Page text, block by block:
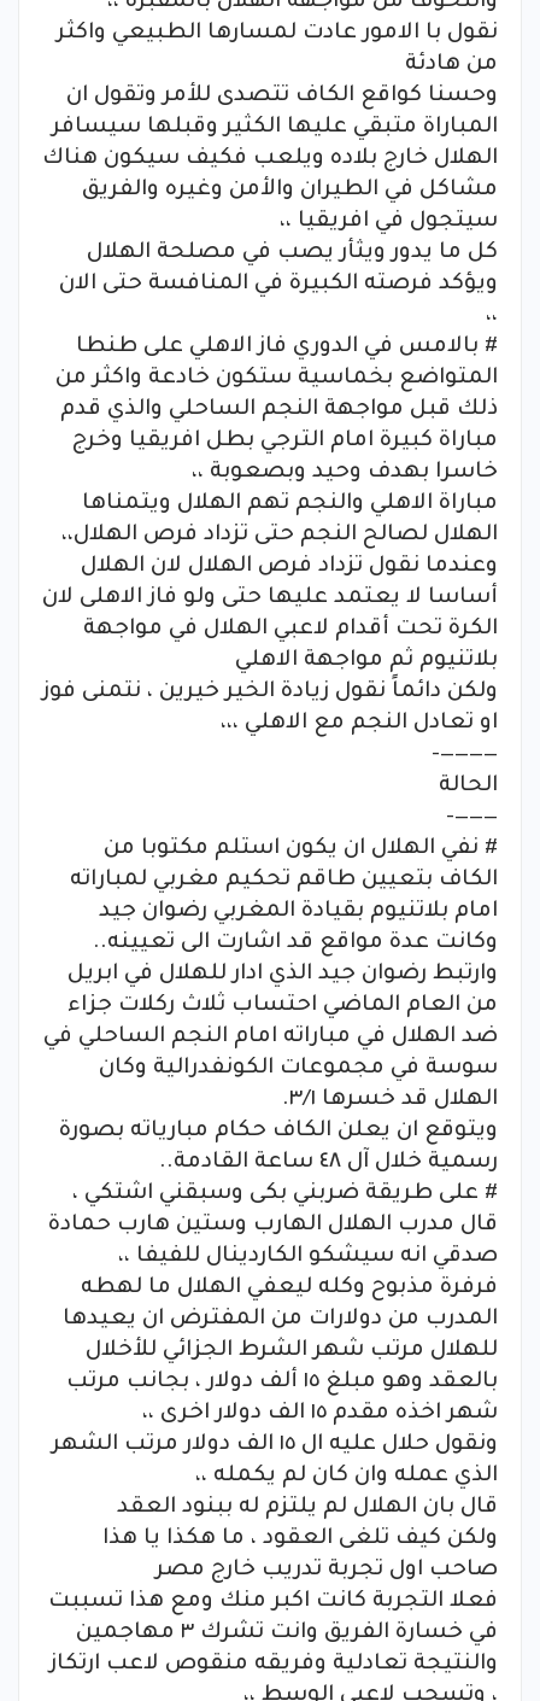
نقول با الامور عادت لمسارها الطبيعي واكثر
من هادئة
وحسنا كواقع الكاف تتصدى للأمر وتقول ان
المباراة متبقي عليها الكثير وقبلها سيسافر
الهلال خارج بلاده ويلعب فكيف سيكون هناك
مشاكل في الطيران والأمن وغيره والفريق
سيتجول في افريقيا ،،
كل ما يدور ويثأر يصب في مصلحة الهلال
ويؤكد فرصته الكبيرة في المنافسة حتى الان
،،
# بالامس في الدوري فاز الاهلي على طنطا
المتواضع بخماسية ستكون خادعة واكثر من
ذلك قبل مواجهة النجم الساحلي والذي قدم
مباراة كبيرة امام الترجي بطل افريقيا وخرج
خاسرا بهدف وحيد وبصعوبة ،،
مباراة الاهلي والنجم تهم الهلال ويتمناها
الهلال لصالح النجم حتى تزداد فرص الهلال،،
وعندما نقول تزداد فرص الهلال لان الهلال
أساسا لا يعتمد عليها حتى ولو فاز الاهلى لان
الكرة تحت أقدام لاعبي الهلال في مواجهة
بلاتنيوم ثم مواجهة الاهلي
ولكن دائماً نقول زيادة الخير خيرين ، نتمنى فوز
او تعادل النجم مع الاهلي ،،،
————-
الحالة
———-
# نفي الهلال ان يكون استلم مكتوبا من
الكاف بتعيين طاقم تحكيم مغربي لمباراته
امام بلاتنيوم بقيادة المغربي رضوان جيد
وكانت عدة مواقع قد اشارت الى تعيينه..
وارتبط رضوان جيد الذي ادار للهلال في ابريل
من العام الماضي احتساب ثلاث ركلات جزاء
ضد الهلال في مباراته امام النجم الساحلي في
سوسة في مجموعات الكونفدرالية وكان
الهلال قد خسرها ٣/١.
ويتوقع ان يعلن الكاف حكام مبارياته بصورة
رسمية خلال آل ٤٨ ساعة القادمة..
# على طريقة ضربني بكى وسبقني اشتكي ،
قال مدرب الهلال الهارب وستين هارب حمادة
صدقي انه سيشكو الكاردينال للفيفا ،،
فرفرة مذبوح وكله ليعفي الهلال ما لهطه
المدرب من دولارات من المفترض ان يعيدها
للهلال مرتب شهر الشرط الجزائي للأخلال
بالعقد وهو مبلغ ١٥ ألف دولار ، بجانب مرتب
شهر اخذه مقدم ١٥ الف دولار اخرى ،،
ونقول حلال عليه ال ١٥ الف دولار مرتب الشهر
الذي عمله وان كان لم يكمله ،،
قال بان الهلال لم يلتزم له ببنود العقد
ولكن كيف تلغى العقود ، ما هكذا يا هذا
صاحب اول تجربة تدريب خارج مصر
فعلا التجربة كانت اكبر منك ومع هذا تسببت
في خسارة الفريق وانت تشرك ٣ مهاجمين
والنتيجة تعادلية وفريقه منقوص لاعب ارتكاز
، وتسحب لاعبي الوسط ،،